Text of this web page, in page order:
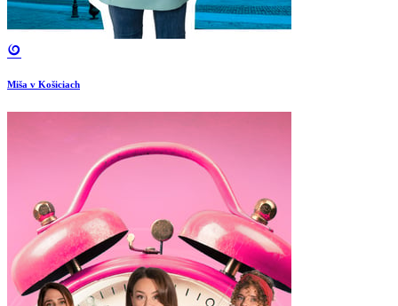
Miša v Košiciach